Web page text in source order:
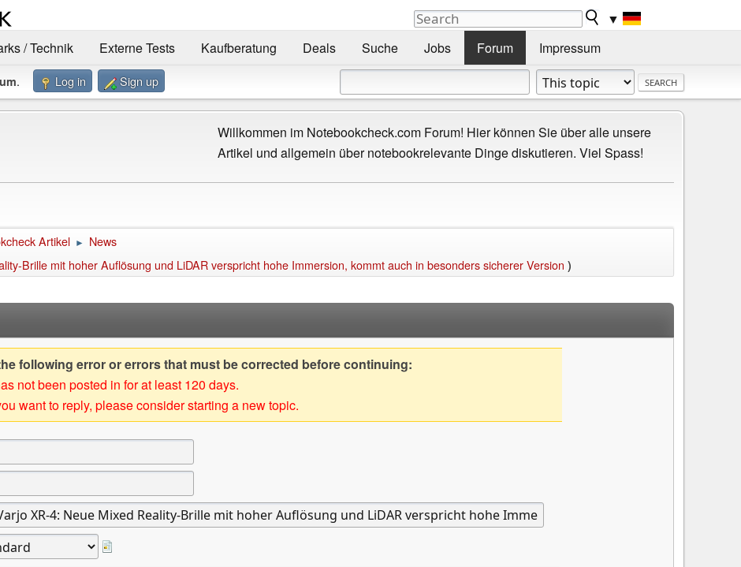
▼
/ Technik Externe Tests Kaufberatung Deals Suche Jobs Forum Impressum
. Log in Sign up
Willkommen im Notebookcheck.com Forum! Hier können Sie über alle unsere
Artikel und allgemein über notebookrelevante Dinge diskutieren. Viel Spass!
Artikel ► News
Brille mit hoher Auflösung und LiDAR verspricht hohe Immersion, kommt auch in besonders sicherer Version )
following error or errors that must be corrected before continuing:
not been posted in for at least 120 days.
want to reply, please consider starting a new topic.